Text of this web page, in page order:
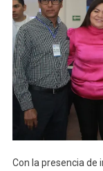
Con la presencia de